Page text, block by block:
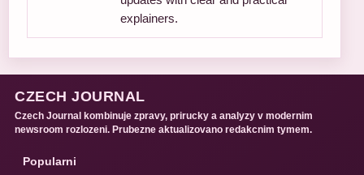
explainers.
CZECH JOURNAL
Czech Journal kombinuje zpravy, prirucky a analyzy v modernim
newsroom rozlozeni. Prubezne aktualizovano redakcnim tymem.
Popularni